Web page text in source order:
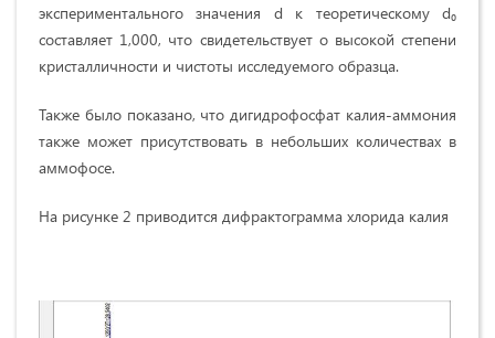
экспериментального значения d к теоретическому d₀
составляет 1,000, что свидетельствует о высокой степени
кристалличности и чистоты исследуемого образца.
Также было показано, что дигидрофосфат калия-аммония
также может присутствовать в небольших количествах в
аммофосе.
На рисунке 2 приводится дифрактограмма хлорида калия